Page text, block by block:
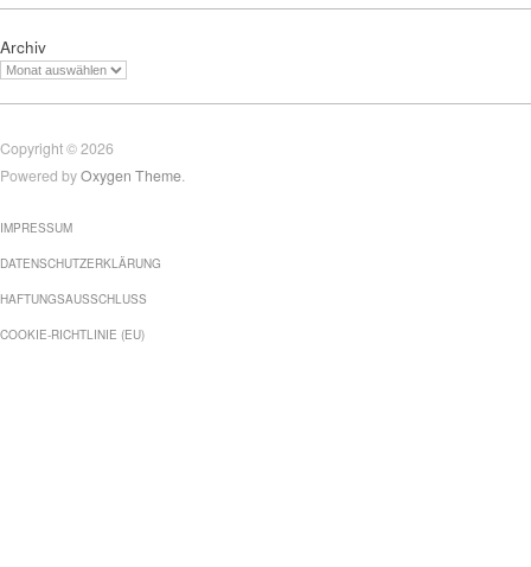
Archiv
Copyright © 2026
Powered byOxygen Theme.
IMPRESSUM
DATENSCHUTZERKLÄRUNG
HAFTUNGSAUSSCHLUSS
COOKIE-RICHTLINIE (EU)